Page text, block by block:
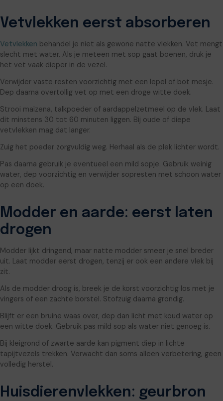
Vetvlekken eerst absorberen
Vetvlekken behandel je niet als gewone natte vlekken. Vet mengt
slecht met water. Als je meteen met sop gaat boenen, druk je
het vet vaak dieper in de vezel.
Verwijder vaste resten voorzichtig met een lepel of bot mesje.
Dep daarna overtollig vet op met een droge witte doek.
Strooi maïzena, talkpoeder of aardappelzetmeel op de vlek. Laat
dit minstens 30 tot 60 minuten liggen. Bij oude of diepe
vetvlekken mag dat langer.
Zuig het poeder zorgvuldig weg. Herhaal als de plek lichter wordt.
Pas daarna gebruik je eventueel een mild sopje. Gebruik weinig
water, dep voorzichtig en verwijder sopresten met schoon water
op een doek.
Modder en aarde: eerst laten
drogen
Modder lijkt dringend, maar natte modder smeer je snel breder
uit. Laat modder eerst drogen, tenzij er ook een andere vlek bij
zit.
Als de modder droog is, breek je de korst voorzichtig los met je
vingers of een zachte borstel. Stofzuig daarna grondig.
Blijft er een bruine waas over, dep dan licht met koud water op
een witte doek. Gebruik pas mild sop als water niet genoeg is.
Bij kleigrond of zwarte aarde kan pigment diep in lichte
tapijtvezels trekken. Verwacht dan soms alleen verbetering, geen
volledig herstel.
Huisdierenvlekken: geurbron